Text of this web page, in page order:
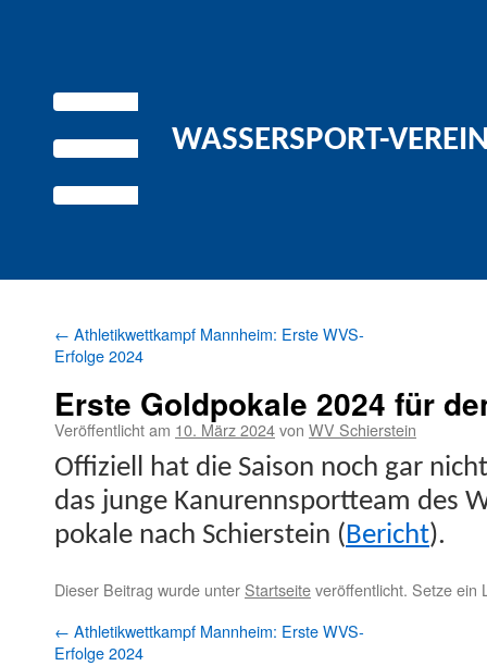
WASSERSPORT-
← Athletikwettkampf Mannheim: Erste WVS-
Erfolge 2024
Erste Goldpokale 2024 für
Veröffentlicht am 10. März 2024von WV Schierstein
Offiziell hat die Sai­son noch gar
das junge Kanurennsport­team des
pokale nach Schier­stein (Bericht).
Dieser Beitrag wurde unter Startseiteveröffentlicht. Setze ein
← Athletikwettkampf Mannheim: Erste WVS-
Erfolge 2024